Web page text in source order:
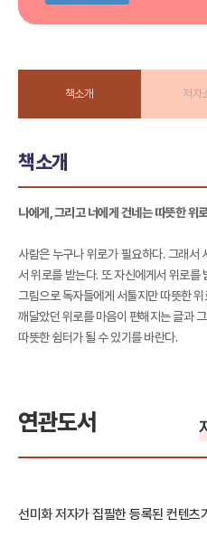
책소개 저자
책소개
나에게, 그리고 너에게 건네는 따뜻한 위
사람은 누구나 위로가 필요하다. 그래서
서 위로를 받는다. 또 자신에게서 위로를
그림으로 독자들에게 서툴지만 따뜻한
깨달았던 위로를 마음이 편해지는 글과
따뜻한 쉼터가 될 수 있기를 바란다.
연관도서
선미화 저자가 집필한 등록된 컨텐츠